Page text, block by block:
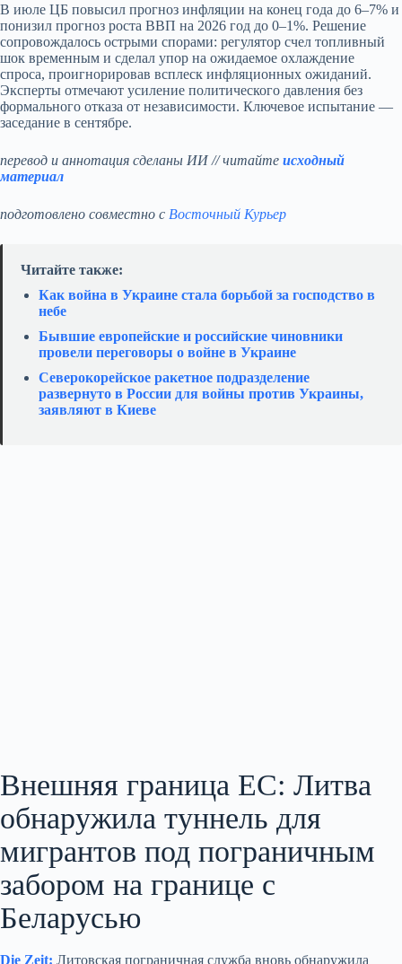
В июле ЦБ повысил прогноз инфляции на конец года до 6–7% и
понизил прогноз роста ВВП на 2026 год до 0–1%. Решение
сопровождалось острыми спорами: регулятор счел топливный
шок временным и сделал упор на ожидаемое охлаждение
спроса, проигнорировав всплеск инфляционных ожиданий.
Эксперты отмечают усиление политического давления без
формального отказа от независимости. Ключевое испытание —
заседание в сентябре.
перевод и аннотация сделаны ИИ // читайте исходный
материал
подготовлено совместно с Восточный Курьер
Читайте также:
Как война в Украине стала борьбой за господство в
небе
Бывшие европейские и российские чиновники
провели переговоры о войне в Украине
Северокорейское ракетное подразделение
развернуто в России для войны против Украины,
заявляют в Киеве
Внешняя граница ЕС: Литва
обнаружила туннель для
мигрантов под пограничным
забором на границе с
Беларусью
Die Zeit: Литовская пограничная служба вновь обнаружила